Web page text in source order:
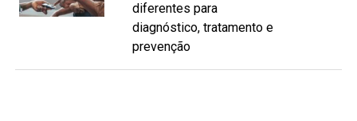
diferentes para
diagnóstico, tratamento e
prevenção